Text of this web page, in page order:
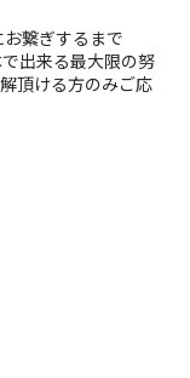
繋ぎするまで
出来る最大限の努
頂ける方のみご応